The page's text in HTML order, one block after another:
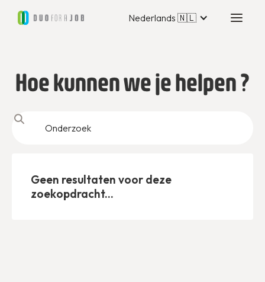
Nederlands 🇳🇱
Hoe kunnen we je helpen ?
Geen resultaten voor deze
zoekopdracht...